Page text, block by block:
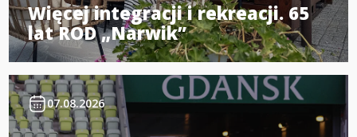
Więcej integracji i rekreacji. 65
lat ROD „Narwik”
07.08.2026